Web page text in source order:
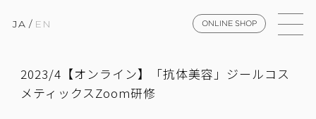
JA / EN ONLINE SHOP
2023/4【オンライン】「抗体美容」ジールコス
メティックスZoom研修